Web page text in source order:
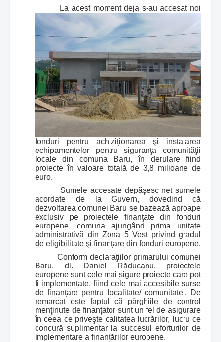
La acest moment deja s-au accesat noi
fonduri pentru achiziţionarea şi instalarea
echipamentelor pentru siguranţa comunităţii
locale din comuna Baru, în derulare fiind
proiecte în valoare totală de 3,8 milioane de
euro.
Sumele accesate depăşesc net sumele
acordate de la Guvern, dovedind că
dezvoltarea comunei Baru se bazează aproape
exclusiv pe proiectele finanţate din fonduri
europene, comuna ajungând prima unitate
administrativă din Zona 5 Vest privind gradul
de eligibilitate şi finanţare din fonduri europene.
Conform declaraţiilor primarului comunei
Baru, dl. Daniel Răducanu, proiectele
europene sunt cele mai sigure proiecte care pot
fi implementate, fiind cele mai accesibile surse
de finanţare pentru localitate/ comunitate.. De
remarcat este faptul că pârghiile de control
menţinute de finanţator sunt un fel de asigurare
în ceea ce priveşte calitatea lucrărilor, lucru ce
concură suplimentar la succesul eforturilor de
implementare a finanţărilor europene.